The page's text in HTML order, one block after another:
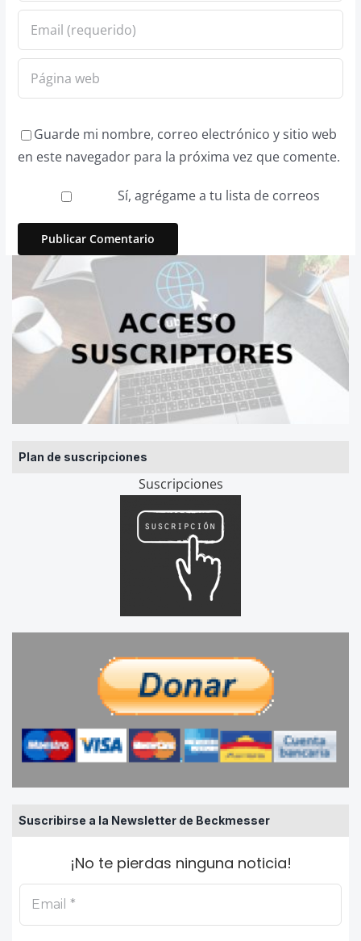
Plan de suscripciones
Suscripciones
Suscribirse a la Newsletter de Beckmesser
¡No te pierdas ninguna noticia!
Guarde mi nombre, correo electrónico y sitio web
en este navegador para la próxima vez que comente.
Sí, agrégame a tu lista de correos